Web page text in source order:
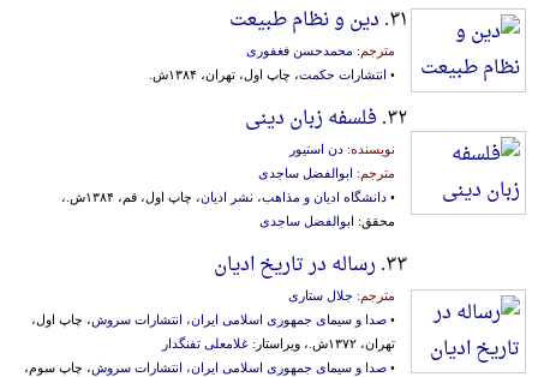
۳۱. دین و نظام طبیعت
مترجم: محمدحسن فغفوری
• انتشارات حکمت، چاپ اول، تهران، ۱۳۸۴ش.
۳۲. فلسفه زبان دینی
نویسنده: دن استیور
مترجم: ابوالفضل ساجدی
• دانشگاه ادیان و مذاهب، نشر ادیان
، چاپ اول، قم، ۱۳۸۴ش.،
محقق: ابوالفضل ساجدی
۳۳. رساله در تاریخ ادیان
مترجم: جلال ستاری
• صدا و سیمای جمهوری اسلامی ایران، انتشارات سروش، چاپ اول،
تهران، ۱۳۷۲ش.، ویراستار:
غلامعلی تفنگدار
• صدا و سیمای جمهوری اسلامی ایران، انتشارات سروش، چاپ سوم،